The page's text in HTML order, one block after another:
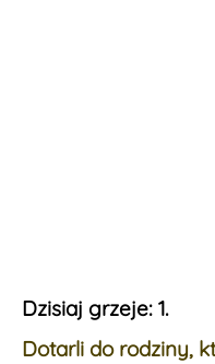
Dzisiaj grzeje: 1.
Dotarli do rodziny,